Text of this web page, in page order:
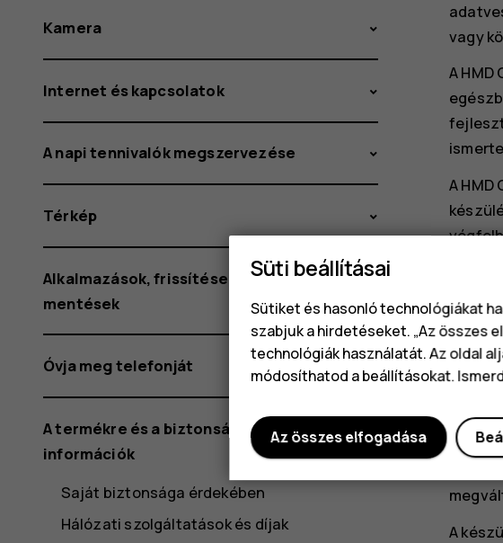
vagy
A
A
A
A
A
Kamera
Internet és kapcsolatok
A napi tennivalók megszervezése
Térkép
Alkalmazások, frissítések és biztonsági
mentések
Óvja meg telefonját
A termékre és a biztonságra vonatkozó
információk
Saját biztonsága érdekében
Hálózati szolgáltatások és díjak
Süti beállításai
Sütiket és hasonló technológiákat
szabjuk a hirdetéseket. „Az összes
technológiák használatát. Az oldal
módosíthatod a beállításokat.
Az összes elfogadása